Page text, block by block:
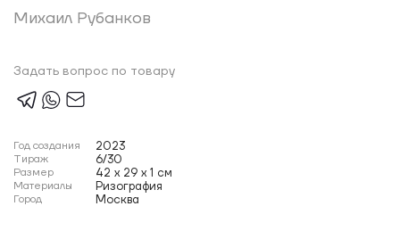
Михаил Рубанков
Задать вопрос по товару
Год создания 2023
Тираж 6/30
Размер 42 x 29 x 1 см
Материалы Ризография
Город Москва